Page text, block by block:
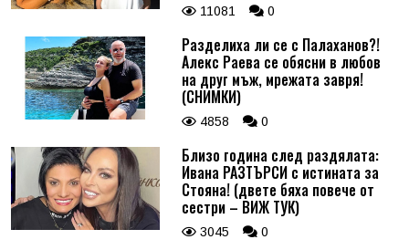
11081 0
Разделиха ли се с Палаханов?!
Алекс Раева се обясни в любов
на друг мъж, мрежата завря!
(СНИМКИ)
4858 0
Близо година след раздялата:
Ивана РАЗТЪРСИ с истината за
Стояна! (двете бяха повече от
сестри – ВИЖ ТУК)
3045 0